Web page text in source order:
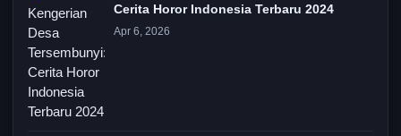
Cerita Horor Indonesia Terbaru 2024
Apr 6, 2026